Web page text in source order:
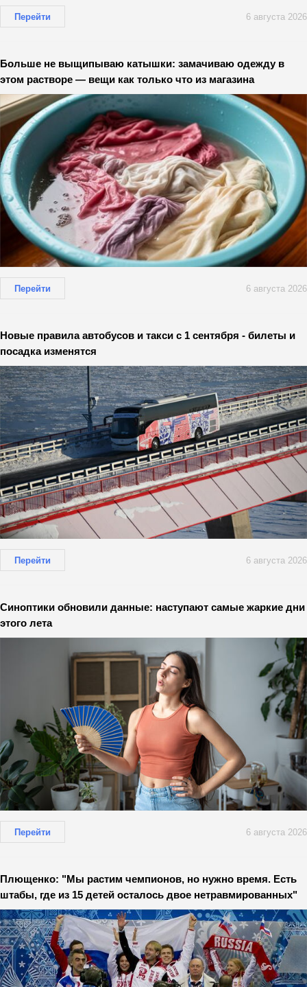
Перейти 6 августа 2026
Больше не выщипываю катышки: замачиваю одежду в
этом растворе — вещи как только что из магазина
Перейти 6 августа 2026
Новые правила автобусов и такси с 1 сентября - билеты и
посадка изменятся
Перейти 6 августа 2026
Синоптики обновили данные: наступают самые жаркие дни
этого лета
Перейти 6 августа 2026
Плющенко: "Мы растим чемпионов, но нужно время. Есть
штабы, где из 15 детей осталось двое нетравмированных"